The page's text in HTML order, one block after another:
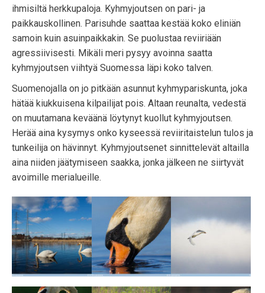
ihmisiltä herkkupaloja. Kyhmyjoutsen on pari- ja
paikkauskollinen. Parisuhde saattaa kestää koko eliniän
samoin kuin asuinpaikkakin. Se puolustaa reviiriään
agressiivisesti. Mikäli meri pysyy avoinna saatta
kyhmyjoutsen viihtyä Suomessa läpi koko talven.
Suomenojalla on jo pitkään asunnut kyhmypariskunta, joka
hätää kiukkuisena kilpailijat pois. Altaan reunalta, vedestä
on muutamana keväänä löytynyt kuollut kyhmyjoutsen.
Herää aina kysymys onko kyseessä reviiritaistelun tulos ja
tunkeilija on hävinnyt. Kyhmyjoutsenet sinnittelevät altailla
aina niiden jäätymiseen saakka, jonka jälkeen ne siirtyvät
avoimille merialueille.